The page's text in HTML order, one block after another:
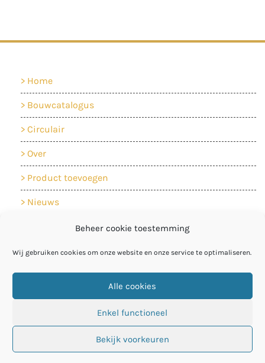
Beheer cookie toestemming
Wij gebruiken cookies om onze website en onze service te optimaliseren.
Alle cookies
Enkel functioneel
Bekijk voorkeuren
Home
Bouwcatalogus
Circulair
Over
Product toevoegen
Nieuws
Cookiebeleid
Privacyverklaring